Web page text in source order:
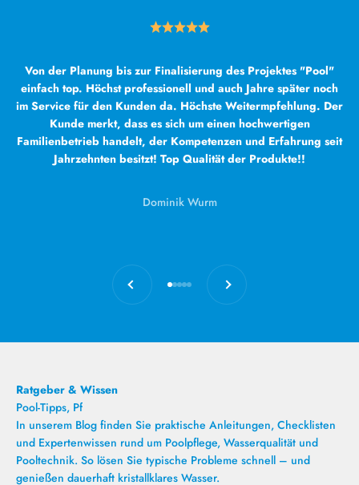
Von der Planung bis zur Finalisierung des Projektes "Pool"
einfach top. Höchst professionell und auch Jahre später noch
im Service für den Kunden da. Höchste Weitermpfehlung. Der
Kunde merkt, dass es sich um einen hochwertigen
Familienbetrieb handelt, der Kompetenzen und Erfahrung seit
Jahrzehnten besitzt! Top Qualität der Produkte!!
Dominik Wurm
Zurück
Gehe zu Element 1
Gehe zu Element 2
Gehe zu Element 3
Gehe zu Element 4
Gehe zu Element 5
Vor
Ratgeber & Wissen
In unserem Blog finden Sie praktische Anleitungen, Checklisten
und Expertenwissen rund um Poolpflege, Wasserqualität und
Pooltechnik. So lösen Sie typische Probleme schnell – und
genießen dauerhaft kristallklares Wasser.